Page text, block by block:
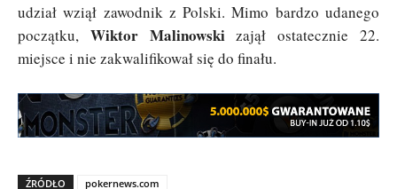
udział wziął zawodnik z Polski. Mimo bardzo udanego
początku, Wiktor Malinowskizajął ostatecznie 22.
miejsce i nie zakwalifikował się do finału.
ŹRÓDŁO
pokernews.com